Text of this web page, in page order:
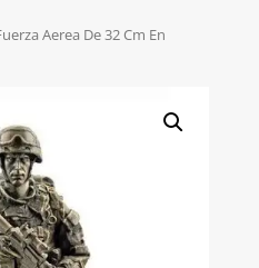
Aerea De 32 Cm En